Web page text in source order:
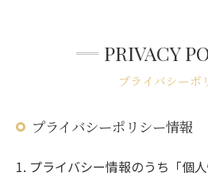
プライバシーポ
PRIVACY
プライバシーポリシー情報
1. プライバシー情報のうち「個